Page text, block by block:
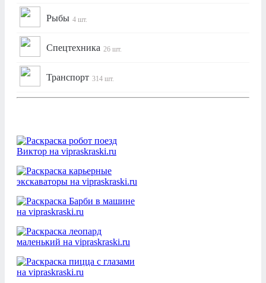
Рыбы 4 шт.
Спецтехника 26 шт.
Транспорт 314 шт.